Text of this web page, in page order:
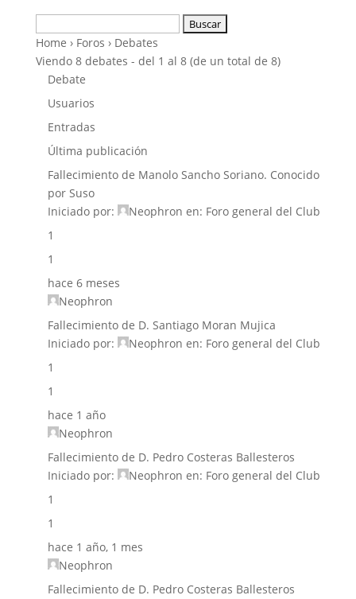
Home › Foros › Debates
Viendo 8 debates - del 1 al 8 (de un total de 8)
Debate
Usuarios
Entradas
Última publicación
Fallecimiento de Manolo Sancho Soriano. Conocido
por Suso
Iniciado por:
Neophron en: Foro general del Club
1
1
hace 6 meses
Neophron
Fallecimiento de D. Santiago Moran Mujica
Iniciado por:
Neophron en: Foro general del Club
1
1
hace 1 año
Neophron
Fallecimiento de D. Pedro Costeras Ballesteros
Iniciado por:
Neophron en: Foro general del Club
1
1
hace 1 año, 1 mes
Neophron
Fallecimiento de D. Pedro Costeras Ballesteros